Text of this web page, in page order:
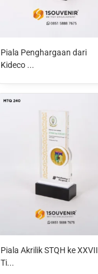
Piala Penghargaan dari
Kideco ...
Piala Akrilik STQH ke XXVII
Ti...